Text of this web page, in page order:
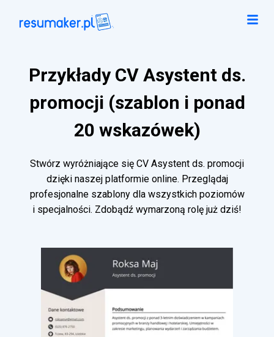
Przykłady CV Asystent ds.
promocji (szablon i ponad
20 wskazówek)
Stwórz wyróżniające się CV Asystent ds. promocji
dzięki naszej platformie online. Przeglądaj
profesjonalne szablony dla wszystkich poziomów
i specjalności. Zdobądź wymarzoną rolę już dziś!